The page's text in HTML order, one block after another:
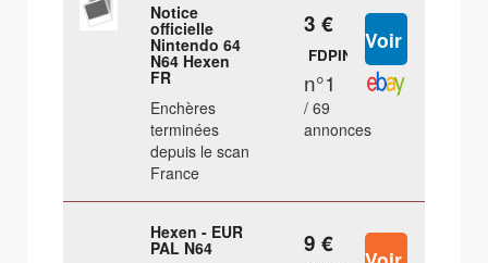
Notice
officielle
Nintendo 64
N64 Hexen
FR
Enchères
terminées
depuis le scan
France
3 €
FDPIN
n°1
/ 69
annonces
Hexen - EUR
PAL N64
9 €